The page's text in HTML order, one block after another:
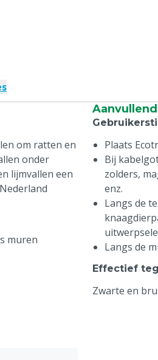
om ratten en
onder
lijmvallen een
muren
Plaats
Bij
zolders,
enz.
Langs de
Langs de
Effectief
Zwarte en